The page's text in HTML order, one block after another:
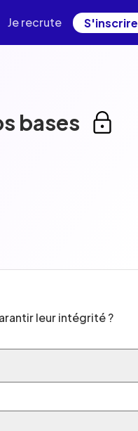
Je recrute S'inscrire
bases
leur intégrité ?